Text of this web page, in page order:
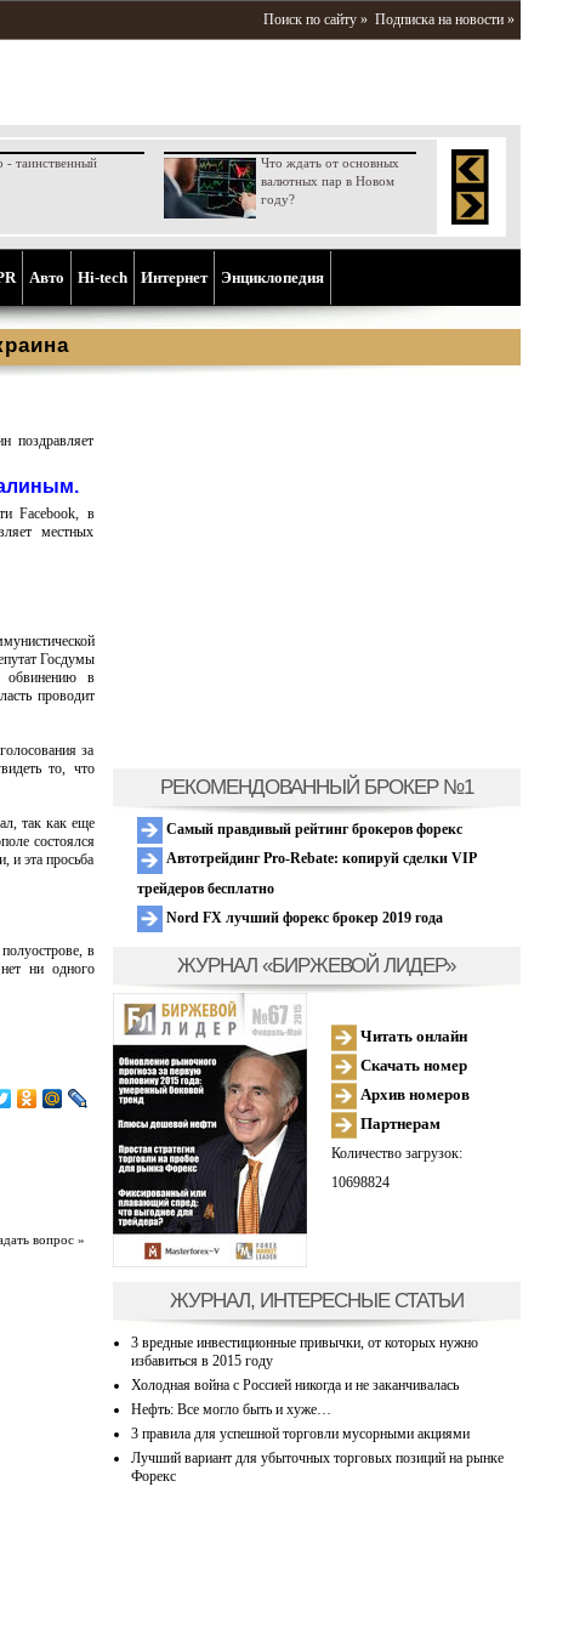
Поиск по сайту » Подписка на новости »
таинственный
Что ждать от основных
валютных пар в Новом
году?
Aвто Hi-tech Интернет Энциклопедия
поздравляет
Facebook, в
местных
Госдумы
в
проводит
за
то, что
так как еще
состоялся
и эта просьба
в
ни одного
вопрос »
РЕКОМЕНДОВАННЫЙ БРОКЕР №1
Самый правдивый рейтинг брокеров форекс
Автотрейдинг Pro-Rebate: копируй сделки VIP
трейдеров бесплатно
Nord FX лучший форекс брокер 2019 года
ЖУРНАЛ «БИРЖЕВОЙ ЛИДЕР»
Читать онлайн
Скачать номер
Архив номеров
Партнерам
Количество загрузок:
10698824
ЖУРНАЛ, ИНТЕРЕСНЫЕ СТАТЬИ
3 вредные инвестиционные привычки, от которых нужно
избавиться в 2015 году
Холодная война с Россией никогда и не заканчивалась
Нефть: Все могло быть и хуже…
3 правила для успешной торговли мусорными акциями
Лучший вариант для убыточных торговых позиций на рынке
Форекс